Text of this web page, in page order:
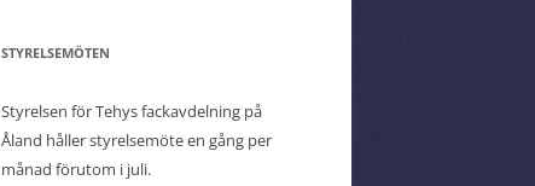
STYRELSEMÖTEN
Styrelsen för Tehys fackavdelning på
Åland håller styrelsemöte en gång per
månad förutom i juli.